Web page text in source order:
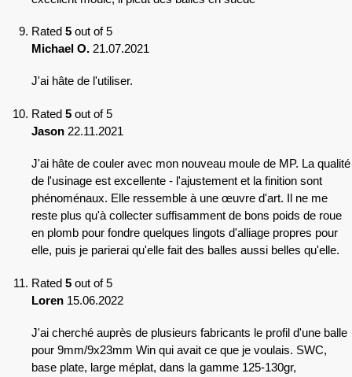
Rated 5 out of 5
Michael O. 21.07.2021
J'ai hâte de l'utiliser.
Rated 5 out of 5
Jason 22.11.2021
J'ai hâte de couler avec mon nouveau moule de MP. La qualité
de l'usinage est excellente - l'ajustement et la finition sont
phénoménaux. Elle ressemble à une œuvre d'art. Il ne me
reste plus qu'à collecter suffisamment de bons poids de roue
en plomb pour fondre quelques lingots d'alliage propres pour
elle, puis je parierai qu'elle fait des balles aussi belles qu'elle.
Rated 5 out of 5
Loren 15.06.2022
J'ai cherché auprès de plusieurs fabricants le profil d'une balle
pour 9mm/9x23mm Win qui avait ce que je voulais. SWC,
base plate, large méplat, dans la gamme 125-130gr,